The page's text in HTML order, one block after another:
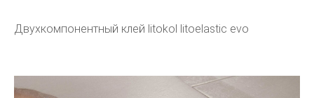
Двухкомпонентный клей litokol litoelastic evo